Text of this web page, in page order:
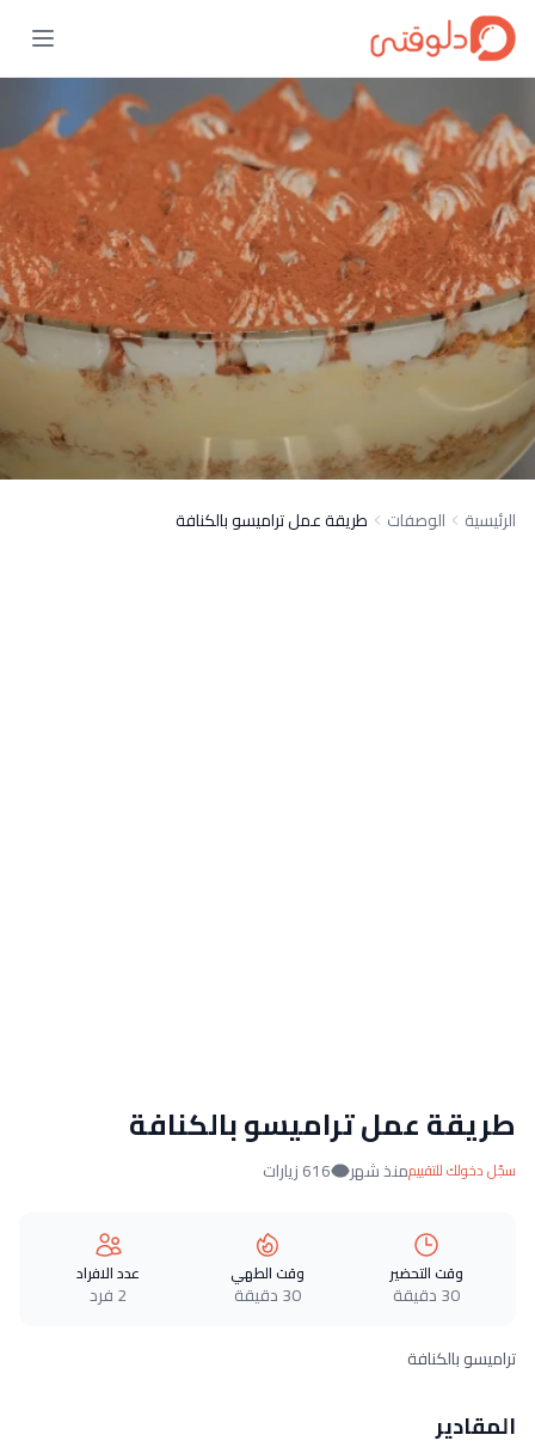
الرئيسية الوصفات طريقة عمل تراميسو بالكنافة
طريقة عمل تراميسو بالكنافة
سجّل دخولك للتقييممنذ شهر 616 زيارات
وقت التحضير
30 دقيقة
وقت الطهي
30 دقيقة
عدد الافراد
2 فرد
تراميسو بالكنافة
المقادير